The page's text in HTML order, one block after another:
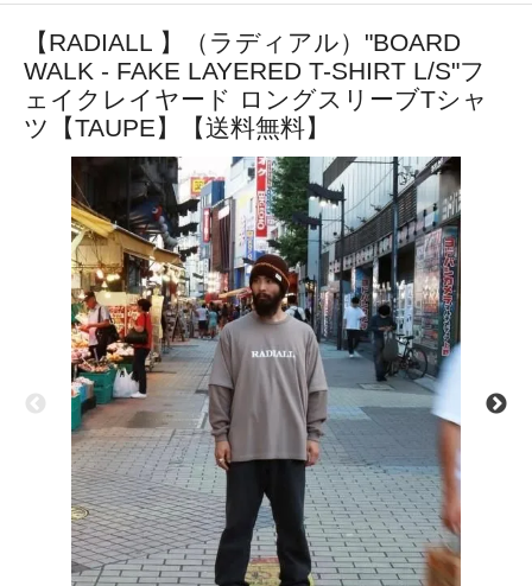
【RADIALL 】（ラディアル）"BOARD
WALK - FAKE LAYERED T-SHIRT L/S"フ
ェイクレイヤード ロングスリーブTシャ
ツ【TAUPE】【送料無料】